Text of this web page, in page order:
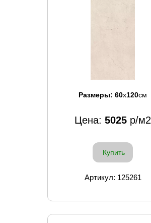
Размеры: 60x120см
Цена: 5025 р/м2
Купить
Артикул: 125261